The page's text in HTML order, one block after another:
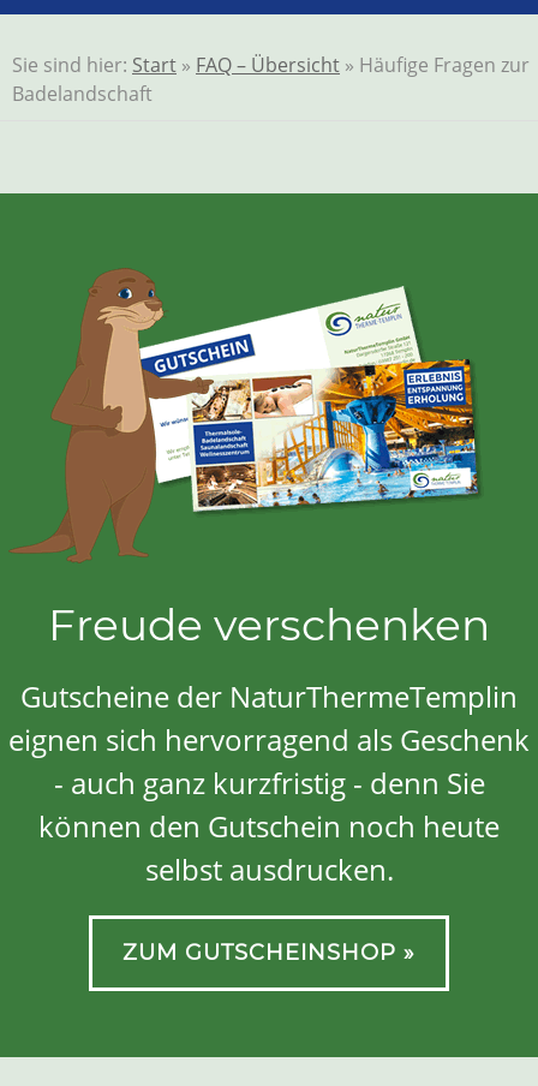
Sie sind hier: Start » FAQ – Übersicht » Häufige Fragen zur
Badelandschaft
Freude verschenken
Gutscheine der NaturThermeTemplin
eignen sich hervorragend als Geschenk
- auch ganz kurzfristig - denn Sie
können den Gutschein noch heute
selbst ausdrucken.
ZUM GUTSCHEINSHOP »